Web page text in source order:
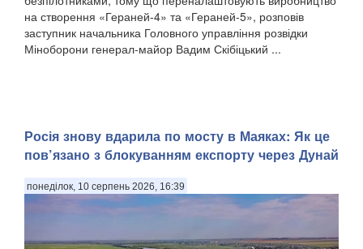
на створення «Гераней-4» та «Гераней-5», розповів
заступник начальника Головного управління розвідки
Міноборони генерал-майор Вадим Скібіцький ...
Росія знову вдарила по мосту в Маяках: Як це
пов’язано з блокуванням експорту через Дунай
понеділок, 10 серпень 2026, 16:39